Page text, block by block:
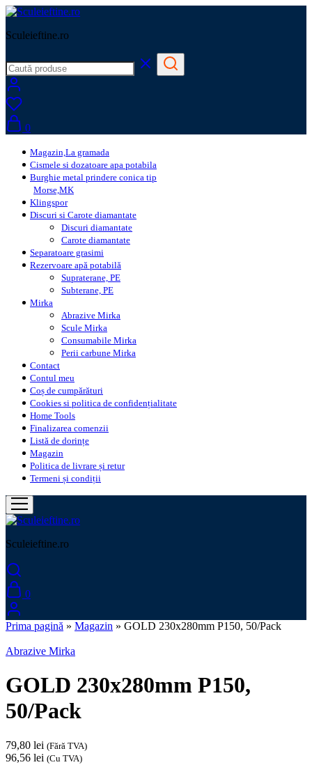
Sculeieftine.ro
0
Magazin,La gramada
Cismele si dozatoare apa potabila
Burghie metal prindere conica tip
Morse,MK
Klingspor
Discuri si Carote diamantate
Discuri diamantate
Carote diamantate
Separatoare grasimi
Rezervoare apă potabilă
Supraterane, PE
Subterane, PE
Mirka
Abrazive Mirka
Scule Mirka
Consumabile Mirka
Perii carbune Mirka
Contact
Contul meu
Coș de cumpărături
Cookies si politica de confidențialitate
Home Tools
Finalizarea comenzii
Listă de dorințe
Magazin
Politica de livrare și retur
Termeni și condiții
Sculeieftine.ro
0
Prima pagină » Magazin » GOLD 230x280mm P150, 50/Pack
Abrazive Mirka
GOLD 230x280mm P150,
50/Pack
79,80 lei (Fără TVA)
96,56 lei (Cu TVA)